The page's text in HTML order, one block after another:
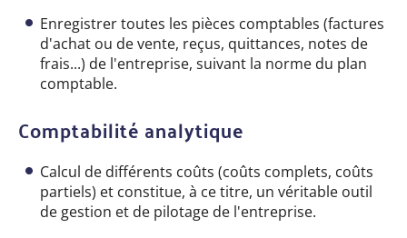
Enregistrer toutes les pièces comptables (factures
d'achat ou de vente, reçus, quittances, notes de
frais...) de l'entreprise, suivant la norme du plan
comptable.
Comptabilité analytique
Calcul de différents coûts (coûts complets, coûts
partiels) et constitue, à ce titre, un véritable outil
de gestion et de pilotage de l'entreprise.